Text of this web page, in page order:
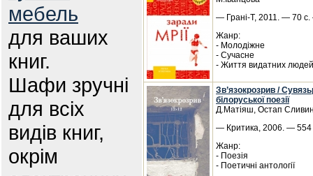
мебель
для ваших
книг.
Шафи зручні
для всіх
видів книг,
окрім
— Грані-Т, 2011. — 70 с.
Жанр:
- Молодіжне
- Сучасне
- Життя видатних людей
Зв’язокрозрив /
білоруської поезії
Д.Матіяш, Остап
— Критика, 2006. — 554
Жанр:
- Поезія
- Поетичні антології